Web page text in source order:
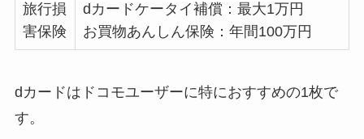
旅行損
害保険
dカードケータイ補償：最大1万円
お買物あんしん保険：年間100万円
dカードはドコモユーザーに特におすすめの1枚で
す。